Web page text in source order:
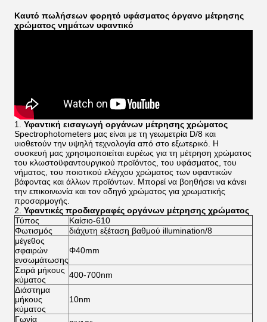
Καυτό πωλήσεων φορητό υφάσματος όργανο μέτρησης
χρώματος νημάτων υφαντικό
1. Υφαντική εισαγωγή οργάνων μέτρησης χρώματος
Spectrophotometers μας είναι με τη γεωμετρία D/8 και
υιοθετούν την υψηλή τεχνολογία από στο εξωτερικό. Η
συσκευή μας χρησιμοποιείται ευρέως για τη μέτρηση χρώματος
του κλωστοϋφαντουργικού προϊόντος, του υφάσματος, του
νήματος, του ποιοτικού ελέγχου χρώματος των υφαντικών
βάφοντας και άλλων προϊόντων. Μπορεί να βοηθήσει να κάνει
την επικοινωνία και τον οδηγό χρώματος για χρωματικής
προσαρμογής.
2. Υφαντικές προδιαγραφές οργάνων μέτρησης χρώματος
Τύπος
Καίσιο-610
Φωτισμός
διάχυτη εξέταση βαθμού illumination/8
μέγεθος
σφαιρών
ενσωμάτωσης
Φ40mm
Σειρά μήκους
κύματος
400-700nm
Διάστημα
μήκους
κύματος
10nm
Γωνία